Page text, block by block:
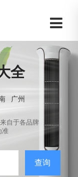
全
广州
自于各品牌
准
查询